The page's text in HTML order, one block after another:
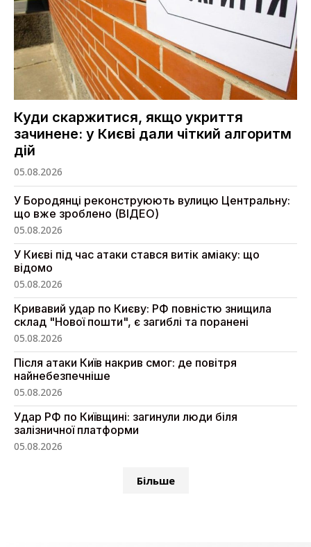
Куди скаржитися, якщо укриття
зачинене: у Києві дали чіткий алгоритм
дій
05.08.2026
У Бородянці реконструюють вулицю Центральну:
що вже зроблено (ВІДЕО)
05.08.2026
У Києві під час атаки стався витік аміаку: що
відомо
05.08.2026
Кривавий удар по Києву: РФ повністю знищила
склад "Нової пошти", є загиблі та поранені
05.08.2026
Після атаки Київ накрив смог: де повітря
найнебезпечніше
05.08.2026
Удар РФ по Київщині: загинули люди біля
залізничної платформи
05.08.2026
Більше